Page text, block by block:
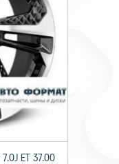
ET 37.00